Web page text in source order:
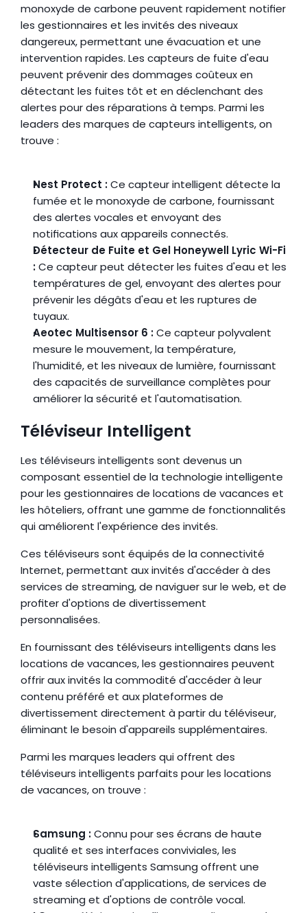
monoxyde de carbone peuvent rapidement notifier
les gestionnaires et les invités des niveaux
dangereux, permettant une évacuation et une
intervention rapides. Les capteurs de fuite d'eau
peuvent prévenir des dommages coûteux en
détectant les fuites tôt et en déclenchant des
alertes pour des réparations à temps. Parmi les
leaders des marques de capteurs intelligents, on
trouve :
Nest Protect : Ce capteur intelligent détecte la
fumée et le monoxyde de carbone, fournissant
des alertes vocales et envoyant des
notifications aux appareils connectés.
Détecteur de Fuite et Gel Honeywell Lyric Wi-Fi
: Ce capteur peut détecter les fuites d'eau et les
températures de gel, envoyant des alertes pour
prévenir les dégâts d'eau et les ruptures de
tuyaux.
Aeotec Multisensor 6 : Ce capteur polyvalent
mesure le mouvement, la température,
l'humidité, et les niveaux de lumière, fournissant
des capacités de surveillance complètes pour
améliorer la sécurité et l'automatisation.
Téléviseur Intelligent
Les téléviseurs intelligents sont devenus un
composant essentiel de la technologie intelligente
pour les gestionnaires de locations de vacances et
les hôteliers, offrant une gamme de fonctionnalités
qui améliorent l'expérience des invités.
Ces téléviseurs sont équipés de la connectivité
Internet, permettant aux invités d'accéder à des
services de streaming, de naviguer sur le web, et de
profiter d'options de divertissement
personnalisées.
En fournissant des téléviseurs intelligents dans les
locations de vacances, les gestionnaires peuvent
offrir aux invités la commodité d'accéder à leur
contenu préféré et aux plateformes de
divertissement directement à partir du téléviseur,
éliminant le besoin d'appareils supplémentaires.
Parmi les marques leaders qui offrent des
téléviseurs intelligents parfaits pour les locations
de vacances, on trouve :
Samsung : Connu pour ses écrans de haute
qualité et ses interfaces conviviales, les
téléviseurs intelligents Samsung offrent une
vaste sélection d'applications, de services de
streaming et d'options de contrôle vocal.